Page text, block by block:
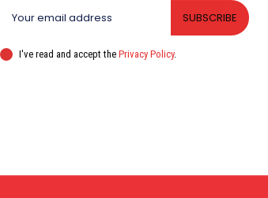
SUBSCRIBE
I've read and accept thePrivacy Policy.